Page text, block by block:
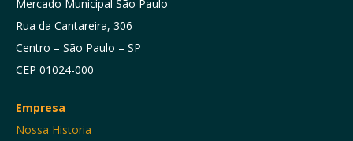
Mercado Municipal São Paulo
Rua da Cantareira, 306
Centro – São Paulo – SP
CEP 01024-000
Empresa
Nossa Historia